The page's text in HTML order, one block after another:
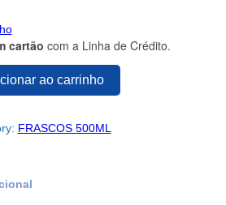
cartão com a Linha de Crédito.
ao carrinho
FRASCOS 500ML